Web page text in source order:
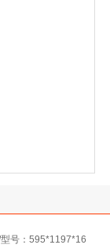
号：595*1197*16